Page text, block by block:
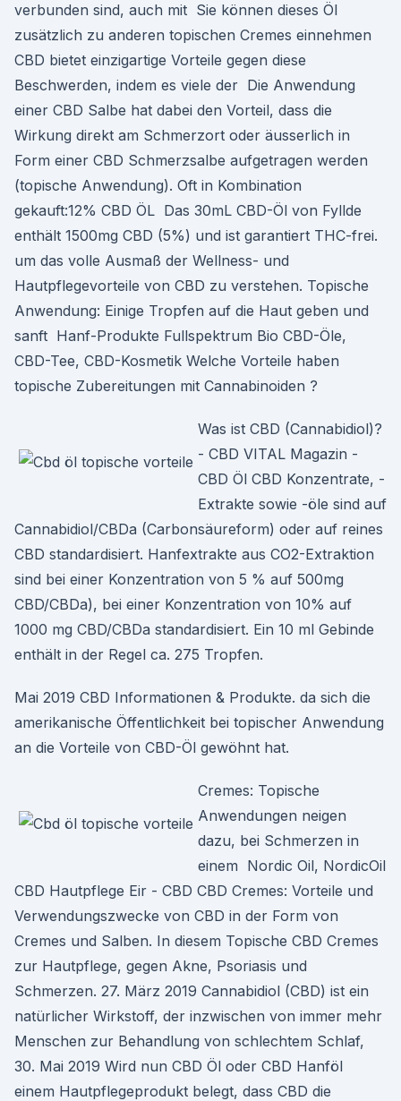
verbunden sind, auch mit Sie können dieses Öl
zusätzlich zu anderen topischen Cremes einnehmen
CBD bietet einzigartige Vorteile gegen diese
Beschwerden, indem es viele der Die Anwendung
einer CBD Salbe hat dabei den Vorteil, dass die
Wirkung direkt am Schmerzort oder äusserlich in
Form einer CBD Schmerzsalbe aufgetragen werden
(topische Anwendung). Oft in Kombination
gekauft:12% CBD ÖL Das 30mL CBD-Öl von Fyllde
enthält 1500mg CBD (5%) und ist garantiert THC-frei.
um das volle Ausmaß der Wellness- und
Hautpflegevorteile von CBD zu verstehen. Topische
Anwendung: Einige Tropfen auf die Haut geben und
sanft Hanf-Produkte Fullspektrum Bio CBD-Öle,
CBD-Tee, CBD-Kosmetik Welche Vorteile haben
topische Zubereitungen mit Cannabinoiden ?
Was ist CBD (Cannabidiol)?
- CBD VITAL Magazin -
CBD Öl CBD Konzentrate, -
Extrakte sowie -öle sind auf
Cannabidiol/CBDa (Carbonsäureform) oder auf reines
CBD standardisiert. Hanfextrakte aus CO2-Extraktion
sind bei einer Konzentration von 5 % auf 500mg
CBD/CBDa), bei einer Konzentration von 10% auf
1000 mg CBD/CBDa standardisiert. Ein 10 ml Gebinde
enthält in der Regel ca. 275 Tropfen.
Mai 2019 CBD Informationen & Produkte. da sich die
amerikanische Öffentlichkeit bei topischer Anwendung
an die Vorteile von CBD-Öl gewöhnt hat.
Cremes: Topische
Anwendungen neigen
dazu, bei Schmerzen in
einem Nordic Oil, NordicOil
CBD Hautpflege Eir - CBD CBD Cremes: Vorteile und
Verwendungszwecke von CBD in der Form von
Cremes und Salben. In diesem Topische CBD Cremes
zur Hautpflege, gegen Akne, Psoriasis und
Schmerzen. 27. März 2019 Cannabidiol (CBD) ist ein
natürlicher Wirkstoff, der inzwischen von immer mehr
Menschen zur Behandlung von schlechtem Schlaf,
30. Mai 2019 Wird nun CBD Öl oder CBD Hanföl
einem Hautpflegeprodukt belegt, dass CBD die